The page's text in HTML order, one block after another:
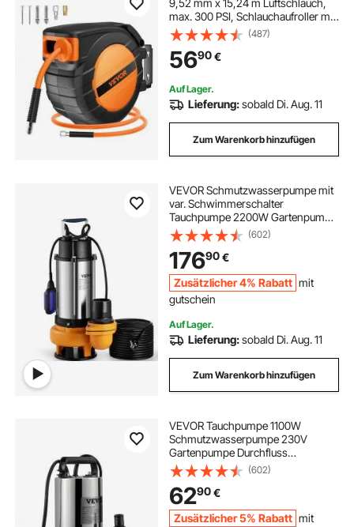
9,52 mm x 15,24 m Luftschlauch,
max. 300 PSI, Schlauchaufroller mit
automatischem Aufrollen,
Decken-/Wandmontage,
geschlossene PP-Rolle & 180°-
Schwenkhalterung
(487)
5690€
Auf Lager.
Lieferung:sobald Di. Aug. 11
Zum Warenkorb hinzufügen
VEVOR Schmutzwasserpumpe mit
var. Schwimmerschalter
Tauchpumpe 2200W Gartenpumpe
Durchfluss 60000L/h
Schmutzwassertauchpumpe max.
Hub 18m Wasserpumpe IPX8 Ideal
zum Pumpen von Wasser
(602)
17690€
Zusätzlicher 4% Rabatt mit
gutschein
Auf Lager.
Lieferung:sobald Di. Aug. 11
Zum Warenkorb hinzufügen
VEVOR Tauchpumpe 1100W
Schmutzwasserpumpe 230V
Gartenpumpe Durchfluss
333,3L/min
Schmutzwassertauchpumpe IPX8
Auslass zuschneidbar zum Pumpen
von Wasser aus Schwimmbädern
Teichen
(602)
6290€
Zusätzlicher 5% Rabatt mit